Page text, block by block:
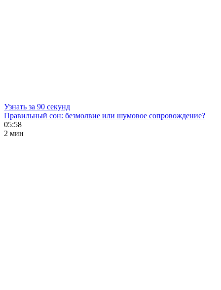
Узнать за 90 секунд
Правильный сон: безмолвие или шумовое сопровождение?
05:58
2 мин